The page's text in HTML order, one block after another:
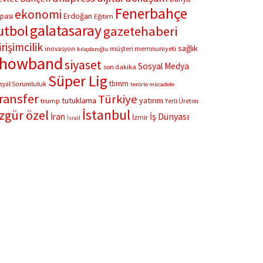
ekonomi Erdoğan Eğitim Fenerbahçe
galatasaraygazetehaberi
inovasyon kılıçdaroğlu müşteri memnuniyeti sağlık
siyaset son dakika Sosyal Medya
Sorumluluk Süper Lig tbmm terörle mücadele
trump tutuklama Türkiye yatırım Yerli Üretim
özel İran İsrail İstanbul İzmir İş Dünyası